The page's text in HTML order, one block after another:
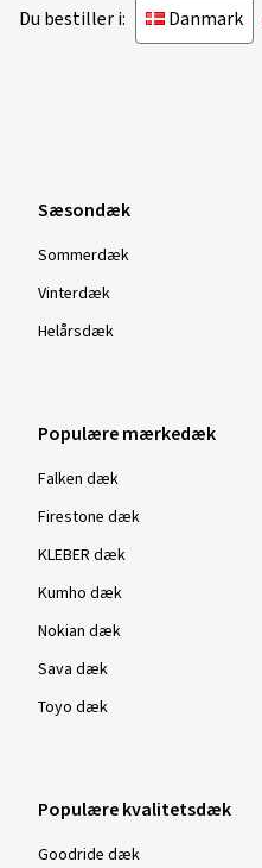
Du bestiller i: Danmark
Sæsondæk
Sommerdæk
Vinterdæk
Helårsdæk
Populære mærkedæk
Falken dæk
Firestone dæk
KLEBER dæk
Kumho dæk
Nokian dæk
Sava dæk
Toyo dæk
Populære kvalitetsdæk
Goodride dæk